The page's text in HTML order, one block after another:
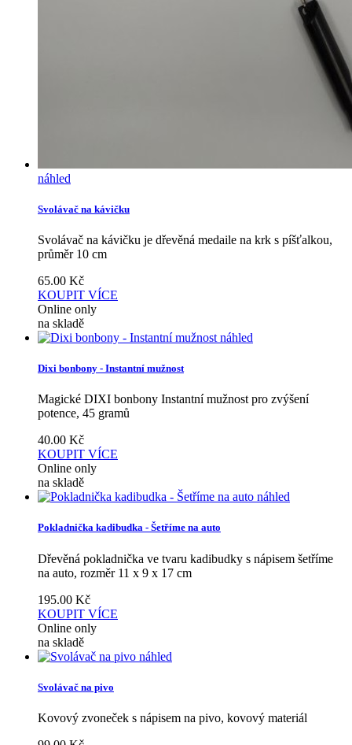
náhled
Svolávač na kávičku
Svolávač na kávičku je dřevěná medaile na krk s píšťalkou,
průměr 10 cm
65.00 Kč
KOUPIT VÍCE
Online only
na skladě
náhled
Dixi bonbony - Instantní mužnost
Magické DIXI bonbony Instantní mužnost pro zvýšení
potence, 45 gramů
40.00 Kč
KOUPIT VÍCE
Online only
na skladě
náhled
Pokladnička kadibudka - Šetříme na auto
Dřevěná pokladnička ve tvaru kadibudky s nápisem šetříme
na auto, rozměr 11 x 9 x 17 cm
195.00 Kč
KOUPIT VÍCE
Online only
na skladě
náhled
Svolávač na pivo
Kovový zvoneček s nápisem na pivo, kovový materiál